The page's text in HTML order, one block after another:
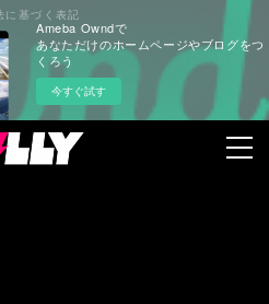
Ameba Owndで
あなただけのホームページやブログをつ
くろう
今すぐ試す
に基づく表記